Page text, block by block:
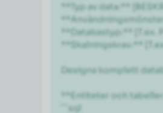
**Typ av data:**
**Databastyp:** [T.ex.
**Skalningskrav:**
Designa komplett
**Entiteter och
```sql